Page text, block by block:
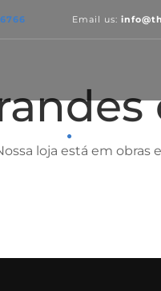
Email us:
loja está em obras